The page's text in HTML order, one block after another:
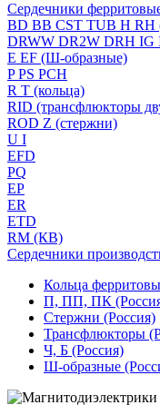
Сердечники
BD BB CST TUB H RH
DRWW DR2W DRH IG
E EF (Ш-образные)
P PS PCH
R T (кольца)
RID (трансфлюкторы
ROD Z (стержни)
U I
EFD
PQ
EP
ER
ETD
RM (КВ)
Сердечники
Кольца
П, ПП, ПК
Стержни (Россия)
Трансфлюкторы
Ч, Б (Россия)
Ш-образные